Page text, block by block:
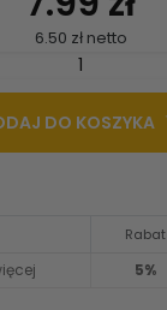
6.50 zł netto
DO KOSZYKA
Rabat
5%